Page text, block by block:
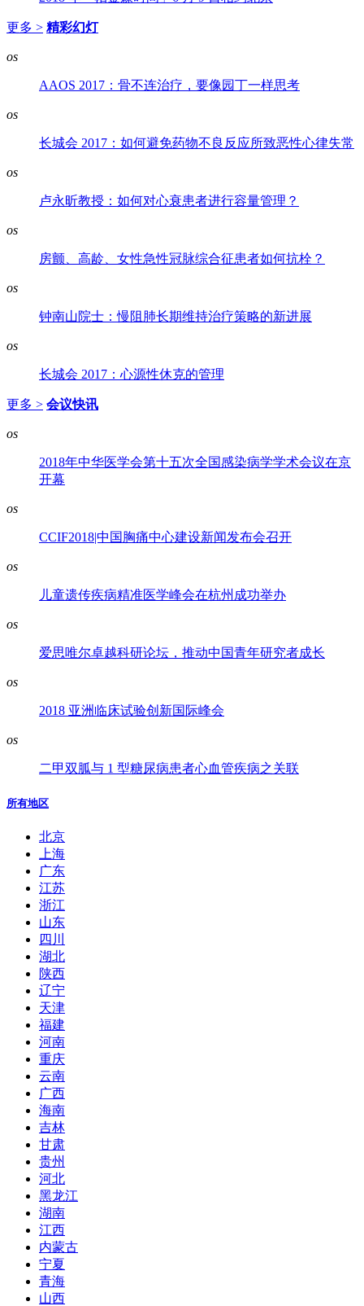
更多 > 精彩幻灯
os
AAOS 2017：骨不连治疗，要像园丁一样思考
os
长城会 2017：如何避免药物不良反应所致恶性心律失常
os
卢永昕教授：如何对心衰患者进行容量管理？
os
房颤、高龄、女性急性冠脉综合征患者如何抗栓？
os
钟南山院士：慢阻肺长期维持治疗策略的新进展
os
长城会 2017：心源性休克的管理
更多 > 会议快讯
os
2018年中华医学会第十五次全国感染病学学术会议在京
开幕
os
CCIF2018|中国胸痛中心建设新闻发布会召开
os
儿童遗传疾病精准医学峰会在杭州成功举办
os
爱思唯尔卓越科研论坛，推动中国青年研究者成长
os
2018 亚洲临床试验创新国际峰会
os
二甲双胍与 1 型糖尿病患者心血管疾病之关联
所有地区
北京
上海
广东
江苏
浙江
山东
四川
湖北
陕西
辽宁
天津
福建
河南
重庆
云南
广西
海南
吉林
甘肃
贵州
河北
黑龙江
湖南
江西
内蒙古
宁夏
青海
山西